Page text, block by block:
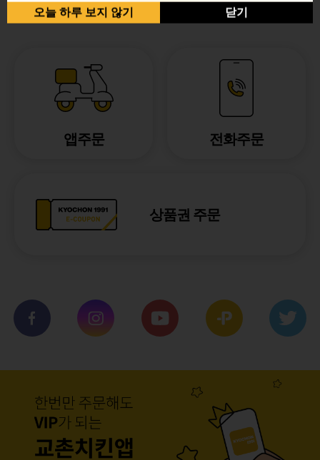
앱주문 전화주문
상품권 주문
오늘 하루 보지 않기 닫기